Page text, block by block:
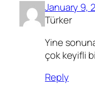
January 9,
Türker
Yine
çok keyifli
Reply